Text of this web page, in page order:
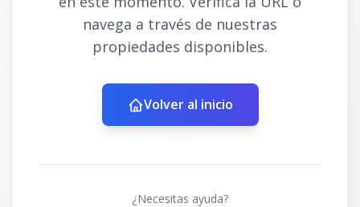
navega a través de nuestras
propiedades disponibles.
Volver al inicio
¿Necesitas ayuda?